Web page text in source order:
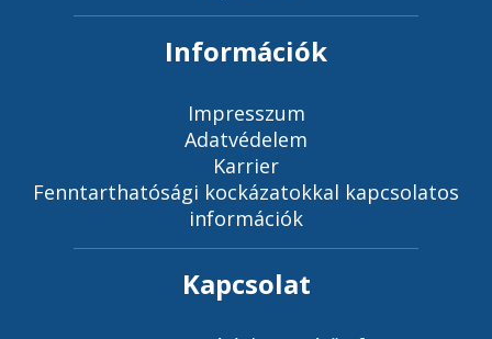
Információk
Impresszum
Adatvédelem
Karrier
Fenntarthatósági kockázatokkal kapcsolatos
információk
Kapcsolat